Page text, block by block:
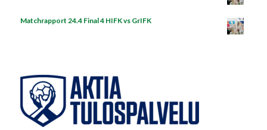
Matchrapport 24.4 Final 4 HIFK vs GrIFK